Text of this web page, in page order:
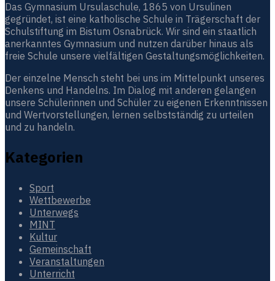
Das Gymnasium Ursulaschule, 1865 von Ursulinen
gegründet, ist eine katholische Schule in Trägerschaft der
Schulstiftung im Bistum Osnabrück. Wir sind ein staatlich
anerkanntes Gymnasium und nutzen darüber hinaus als
freie Schule unsere vielfältigen Gestaltungsmöglichkeiten.
Der einzelne Mensch steht bei uns im Mittelpunkt unseres
Denkens und Handelns. Im Dialog mit anderen gelangen
unsere Schülerinnen und Schüler zu eigenen Erkenntnissen
und Wertvorstellungen, lernen selbstständig zu urteilen
und zu handeln.
Kategorien
Sport
Wettbewerbe
Unterwegs
MINT
Kultur
Gemeinschaft
Veranstaltungen
Unterricht